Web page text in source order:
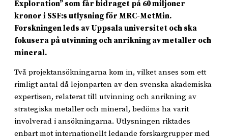
Exploration” som får bidraget på 60 miljoner
kronor i SSF:s utlysning för MRC-MetMin.
Forskningen leds av Uppsala universitet och ska
fokusera på utvinning och anrikning av metaller och
mineral.
Två projektansökningarna kom in, vilket anses som ett
rimligt antal då lejonparten av den svenska akademiska
expertisen, relaterat till utvinning och anrikning av
strategiska metaller och mineral, bedöms ha varit
involverad i ansökningarna. Utlysningen riktades
enbart mot internationellt ledande forskargrupper med